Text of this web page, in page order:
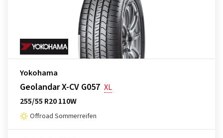
Yokohama
Geolandar X-CV G057 XL
255/55 R20 110W
Offroad Sommerreifen